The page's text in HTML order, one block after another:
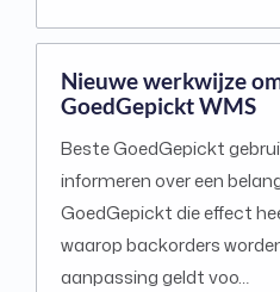
Nieuwe werkwijze
GoedGepickt WMS
Beste GoedGepickt
informeren over een
GoedGepickt die effect
waarop backorders
aanpassing geldt voo…